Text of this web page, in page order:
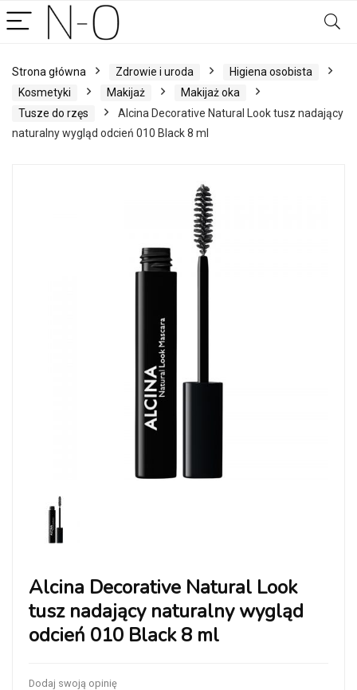
Strona główna Zdrowie i uroda
Higiena osobista
Kosmetyki
Makijaż
Makijaż oka
Tusze do rzęs
Alcina Decorative Natural Look tusz nadający
naturalny wygląd odcień 010 Black 8 ml
Alcina Decorative Natural Look
tusz nadający naturalny wygląd
odcień 010 Black 8 ml
Dodaj swoją opinię